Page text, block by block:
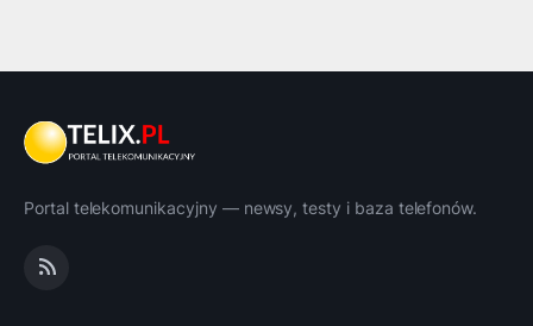
Portal telekomunikacyjny — newsy, testy i baza telefonów.